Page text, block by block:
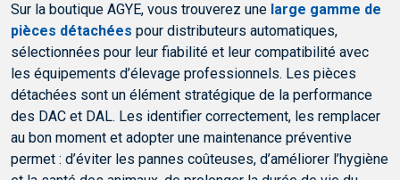
Sur la boutique AGYE, vous trouverez une large gamme de
pièces détachées pour distributeurs automatiques,
sélectionnées pour leur fiabilité et leur compatibilité avec
les équipements d’élevage professionnels. Les pièces
détachées sont un élément stratégique de la performance
des DAC et DAL. Les identifier correctement, les remplacer
au bon moment et adopter une maintenance préventive
permet : d’éviter les pannes coûteuses, d’améliorer l’hygiène